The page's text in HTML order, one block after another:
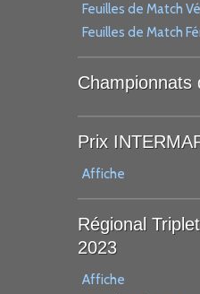
Feuilles de Match
Feuilles de Match
Championnats
Prix
Affiche
Régional
2023
Affiche